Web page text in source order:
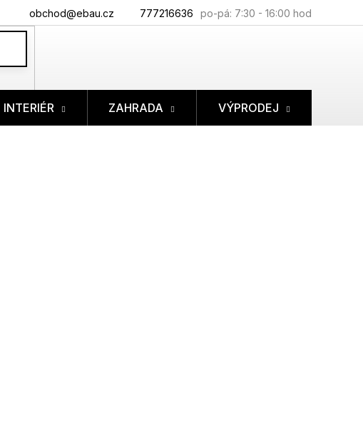
777216636
obchod@ebau.cz
INTERIÉR ZAHRADA VÝPRODEJ